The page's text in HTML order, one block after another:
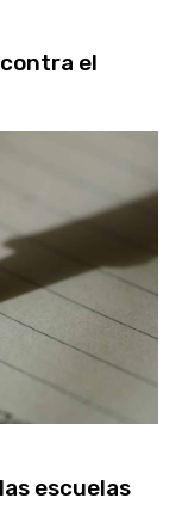
el
escuelas